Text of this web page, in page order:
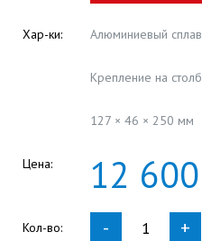
Хар-ки: Алюминиевый сплав
Крепление на столб
127 × 46 × 250 мм
Цена: 12 600
Кол-во: - +